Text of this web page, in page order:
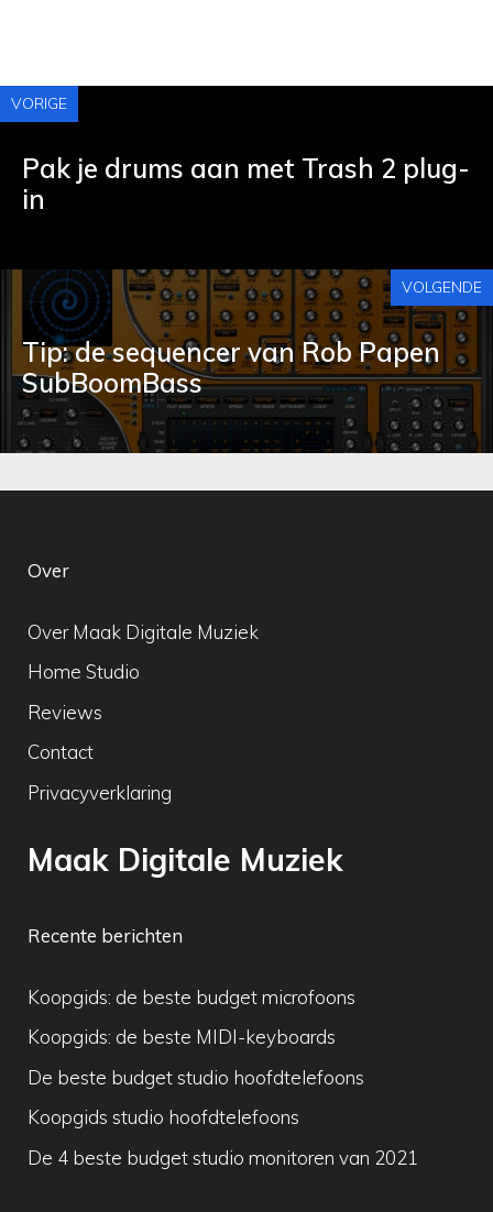
VORIGE
Pak je drums aan met Trash 2 plug-
in
VOLGENDE
Tip: de sequencer van Rob Papen
SubBoomBass
Over
Over Maak Digitale Muziek
Home Studio
Reviews
Contact
Privacyverklaring
Maak Digitale Muziek
Recente berichten
Koopgids: de beste budget microfoons
Koopgids: de beste MIDI-keyboards
De beste budget studio hoofdtelefoons
Koopgids studio hoofdtelefoons
De 4 beste budget studio monitoren van 2021